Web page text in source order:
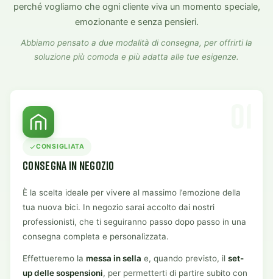
perché vogliamo che ogni cliente viva un momento speciale,
emozionante e senza pensieri.
Abbiamo pensato a due modalità di consegna, per offrirti la
soluzione più comoda e più adatta alle tue esigenze.
CONSIGLIATA
CONSEGNA IN NEGOZIO
È la scelta ideale per vivere al massimo l’emozione della
tua nuova bici. In negozio sarai accolto dai nostri
professionisti, che ti seguiranno passo dopo passo in una
consegna completa e personalizzata.
Effettueremo la messa in sella e, quando previsto, il set-
up delle sospensioni, per permetterti di partire subito con